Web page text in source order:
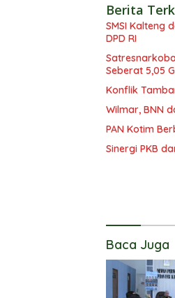
Berita
SMSI Kalteng
DPD RI
Seberat 5,05
Konflik
Wilmar, BNN
PAN Kotim
Sinergi PKB
Baca Juga